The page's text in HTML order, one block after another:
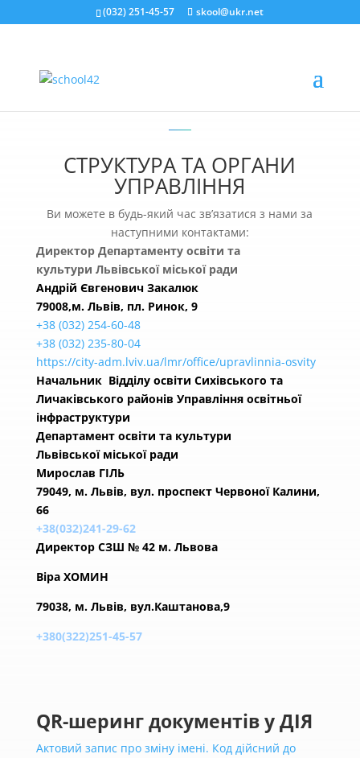
(032) 251-45-57 skool@ukr.net
СТРУКТУРА ТА ОРГАНИ
УПРАВЛІННЯ
Ви можете в будь-який час зв’язатися з нами за
наступними контактами:
Директор Департаменту освіти та
культури Львівської міської ради
Андрій Євгенович Закалюк
79008,м. Львів, пл. Ринок, 9
+38 (032) 254-60-48
+38 (032) 235-80-04
https://city-adm.lviv.ua/lmr/office/upravlinnia-osvity
Начальник Відділу освіти Сихівського та
Личаківського районів Управління освітньої
інфраструктури
Департамент освіти та культури
Львівської міської ради
Мирослав ГІЛЬ
79049, м. Львів, вул. проспект Червоної Калини,
66
+38(032)241-29-62
Директор СЗШ № 42 м. Львова
Віра ХОМИН
79038, м. Львів, вул.Каштанова,9
+380(322)251-45-57
QR-шеринг документів у ДІЯ
Актовий запис про зміну імені. Код дійсний до